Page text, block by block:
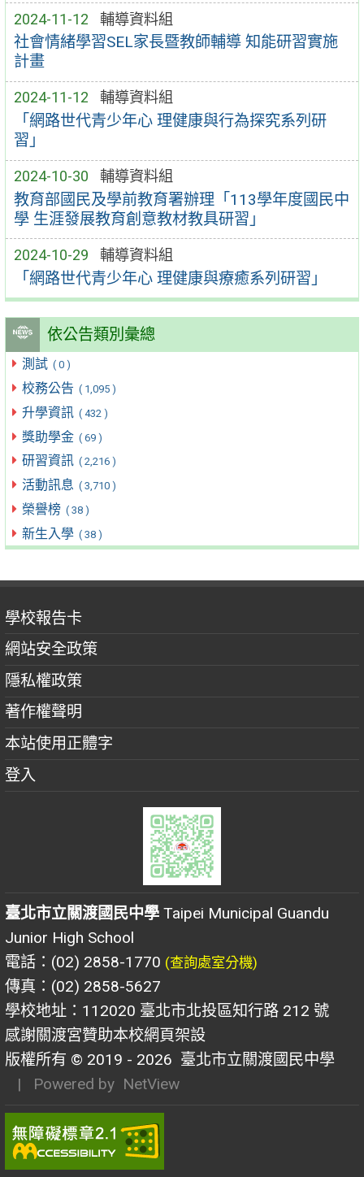
2024-11-12 輔導資料組
社會情緒學習SEL家長暨教師輔導 知能研習實施
計畫
2024-11-12 輔導資料組
「網路世代青少年心 理健康與行為探究系列研
習」
2024-10-30 輔導資料組
教育部國民及學前教育署辦理「113學年度國民中
學 生涯發展教育創意教材教具研習」
2024-10-29 輔導資料組
「網路世代青少年心 理健康與療癒系列研習」
依公告類別彙總
測試 ( 0 )
校務公告 ( 1,095 )
升學資訊 ( 432 )
獎助學金 ( 69 )
研習資訊 ( 2,216 )
活動訊息 ( 3,710 )
榮譽榜 ( 38 )
新生入學 ( 38 )
學校報告卡
網站安全政策
隱私權政策
著作權聲明
本站使用正體字
登入
臺北市立關渡國民中學 Taipei Municipal Guandu
Junior High School
電話：(02) 2858-1770 (查詢處室分機)
傳真：(02) 2858-5627
學校地址：112020 臺北市北投區知行路 212 號
感謝關渡宮贊助本校網頁架設
版權所有 © 2019 - 2026 臺北市立關渡國民中學
| Powered by NetView